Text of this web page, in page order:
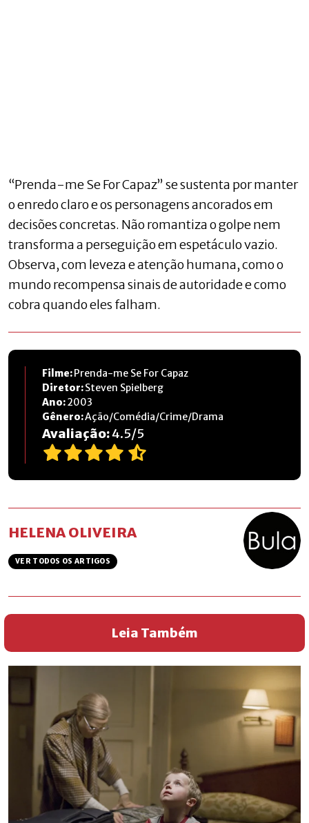
“Prenda-me Se For Capaz” se sustenta por manter
o enredo claro e os personagens ancorados em
decisões concretas. Não romantiza o golpe nem
transforma a perseguição em espetáculo vazio.
Observa, com leveza e atenção humana, como o
mundo recompensa sinais de autoridade e como
cobra quando eles falham.
Filme:Prenda-me Se For Capaz
Diretor:Steven Spielberg
Ano:2003
Gênero:Ação/Comédia/Crime/Drama
Avaliação:4.5/5
HELENA OLIVEIRA
VER TODOS OS ARTIGOS
Leia Também